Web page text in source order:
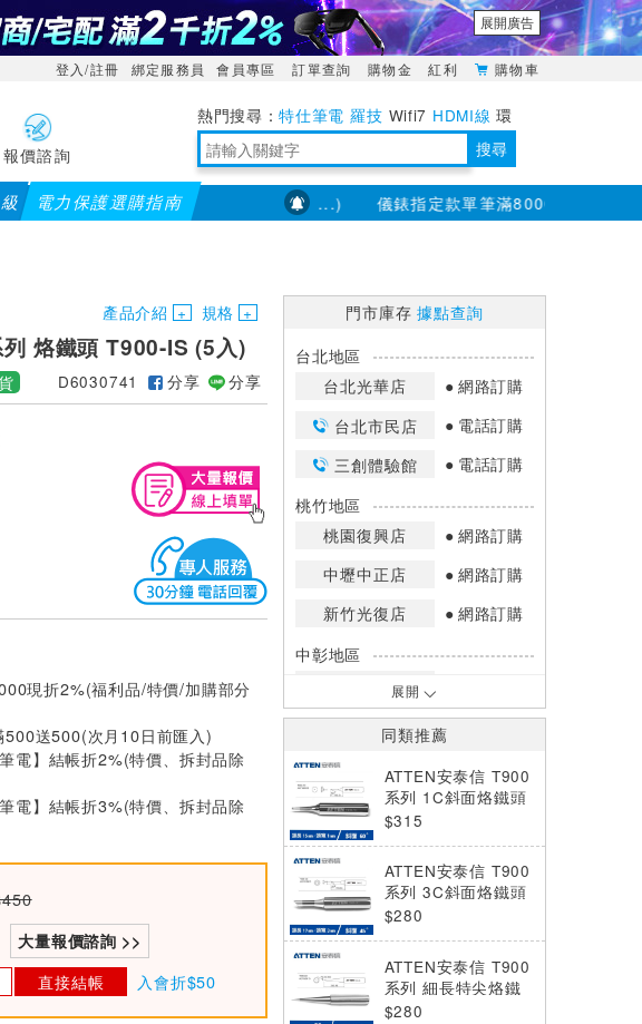
展開廣告
登入/註冊 綁定服務員 會員專區 訂單查詢 購物金 紅利 購物車
報價諮詢
特仕筆電 羅技 Wifi7 HDMI線 環
境量測 明緯POWER 搜尋
電力保護選購指南
折百(部分品項不適用，滿2千折200...) 儀錶指定款單筆滿8000折200 (最高可
產品介紹 規格
烙鐵頭 T900-IS (5入)
D6030741 分享 分享
現折2%(福利品/特價/加購部分
500送500(次月10日前匯入)
電】結帳折2%(特價、拆封品除
電】結帳折3%(特價、拆封品除
大量報價諮詢 >>
直接結帳 入會折$50
門市庫存據點查詢
台北地區
台北光華店
網路訂購
台北市民店
電話訂購
三創體驗館
電話訂購
桃竹地區
桃園復興店
網路訂購
中壢中正店
網路訂購
新竹光復店
網路訂購
中彰地區
台中英才店
嘉南地區
高雄鳳山店
網路訂購
*庫存數量：網路訂購(0)、少量庫存
(1~2)、現貨充足(3以上)。
*門市庫存以店內實際數量為準，可使
用專人服務或撥打門市電話洽詢。
展開
同類推薦
ATTEN安泰信 T900
系列 1C斜面烙鐵頭
T900-1C(5入)
$315
ATTEN安泰信 T900
系列 3C斜面烙鐵頭
T900-3C (5入)
$280
ATTEN安泰信 T900
系列 細長特尖烙鐵
頭 T900-LB (5入)
$280